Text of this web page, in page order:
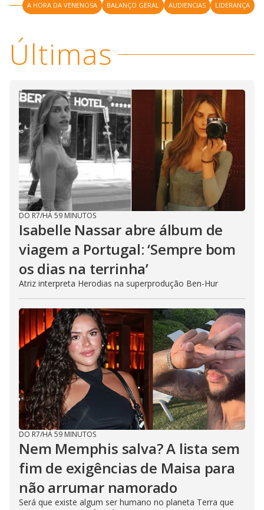
A HORA DA VENENOSA BALANÇO GERAL AUDIENCIAS LIDERANÇA
Últimas
DO R7/HÁ 59 MINUTOS
Isabelle Nassar abre álbum de
viagem a Portugal: ‘Sempre bom
os dias na terrinha’
Atriz interpreta Herodias na superprodução Ben-Hur
DO R7/HÁ 59 MINUTOS
Nem Memphis salva? A lista sem
fim de exigências de Maisa para
não arrumar namorado
Será que existe algum ser humano no planeta Terra que